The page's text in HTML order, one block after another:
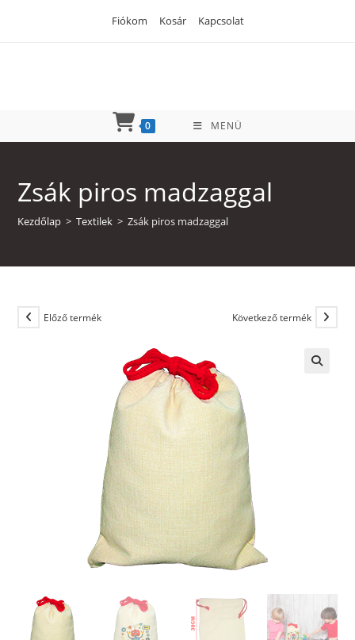
Fiókom Kosár Kapcsolat
0 MENÜ
Zsák piros madzaggal
Kezdőlap > Textilek > Zsák piros madzaggal
Előző termék Következő termék